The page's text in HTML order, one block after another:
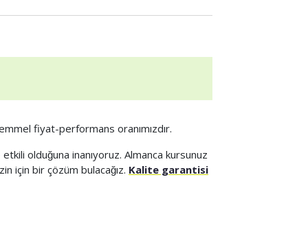
fiyat-performans oranımızdır.
etkili olduğuna inanıyoruz. Almanca kursunuz
için bir çözüm bulacağız. Kalite garantisi